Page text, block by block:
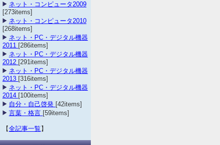
ネット・コンピュータ2009
[273items]
ネット・コンピュータ2010
[268items]
ネット・PC・デジタル機器
2011 [286items]
ネット・PC・デジタル機器
2012 [291items]
ネット・PC・デジタル機器
2013 [316items]
ネット・PC・デジタル機器
2014 [100items]
自分・自己啓発 [42items]
言葉・格言 [59items]
【全記事一覧 】